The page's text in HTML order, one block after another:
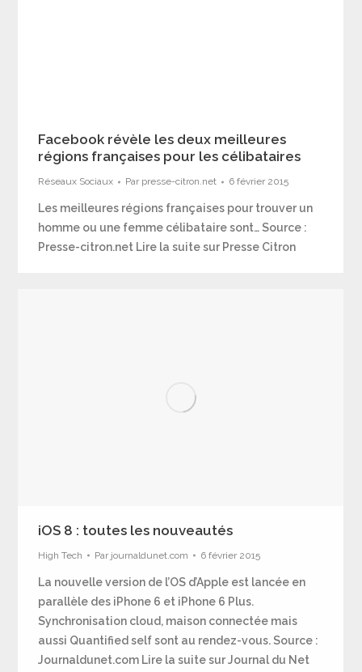
Facebook révèle les deux meilleures
régions françaises pour les célibataires
Réseaux Sociaux Par presse-citron.net 6 février 2015
Les meilleures régions françaises pour trouver un
homme ou une femme célibataire sont… Source :
Presse-citron.net Lire la suite sur Presse Citron
iOS 8 : toutes les nouveautés
High Tech Par journaldunet.com 6 février 2015
La nouvelle version de l’OS d’Apple est lancée en
parallèle des iPhone 6 et iPhone 6 Plus.
Synchronisation cloud, maison connectée mais
aussi Quantified self sont au rendez-vous. Source :
Journaldunet.com Lire la suite sur Journal du Net